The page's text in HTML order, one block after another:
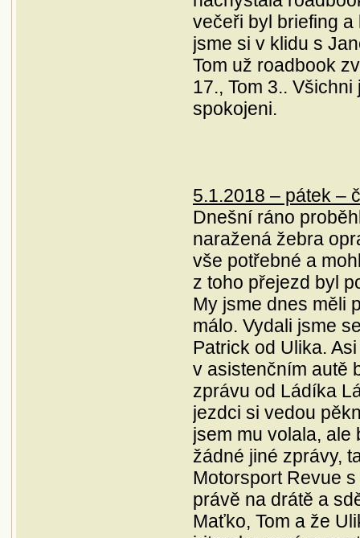
večeři byl briefing
jsme si v klidu s
Tom už roadbook
17., Tom 3..
spokojeni.
5.1.2018 – pátek –
Dnešní ráno
naražená žebra
vše potřebné a
z toho přejezd byl
My jsme dnes měli
málo. Vydali jsme
Patrick od Ulika.
v asistenčním autě
zprávu od Ládíka
jezdci si vedou
jsem mu volala, ale
žádné jiné zprávy,
Motorsport Revue
právě na drátě a
Maťko, Tom a že